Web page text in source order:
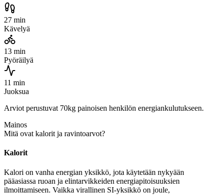
27 min
Kävelyä
13 min
Pyöräilyä
11 min
Juoksua
Arviot perustuvat 70kg painoisen henkilön energiankulutukseen.
Mainos
Mitä ovat kalorit ja ravintoarvot?
Kalorit
Kalori on vanha energian yksikkö, jota käytetään nykyään
pääasiassa ruoan ja elintarvikkeiden energiapitoisuuksien
ilmoittamiseen. Vaikka virallinen SI-yksikkö on joule,